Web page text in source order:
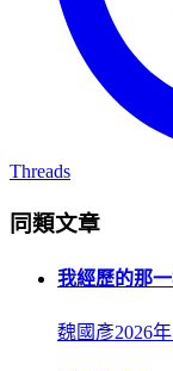
Threads
同類文章
我經歷的那
魏國彥2026